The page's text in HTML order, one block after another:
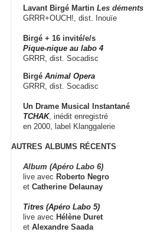
Lavant Birgé Martin Les déments
GRRR+OUCH!, dist. Inouïe
Birgé + 16 invité/e/s
Pique-nique au labo 4
GRRR, dist. Socadisc
Birgé Animal Opera
GRRR, dist. Socadisc
Un Drame Musical Instantané
TCHAK, inédit enregistré
en 2000, label Klanggalerie
AUTRES ALBUMS RÉCENTS
Album (Apéro Labo 6)
live avec Roberto Negro
et Catherine Delaunay
Titres (Apéro Labo 5)
live avec Hélène Duret
et Alexandre Saada